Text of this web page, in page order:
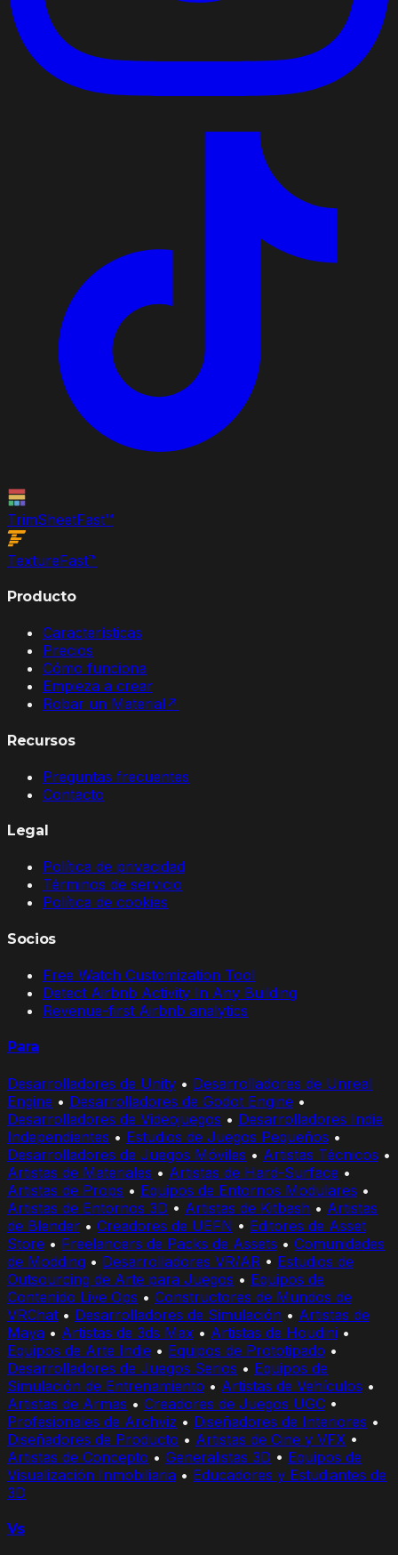
TrimSheetFast™
TextureFast™
Producto
Características
Precios
Cómo funciona
Empieza a crear
Robar un Material↗
Recursos
Preguntas frecuentes
Contacto
Legal
Política de privacidad
Términos de servicio
Política de cookies
Socios
Free Watch Customization Tool
Detect Airbnb Activity In Any Building
Revenue-first Airbnb analytics
Para
Desarrolladores de Unity • Desarrolladores de Unreal
Engine • Desarrolladores de Godot Engine •
Desarrolladores de Videojuegos • Desarrolladores Indie
Independientes • Estudios de Juegos Pequeños •
Desarrolladores de Juegos Móviles • Artistas Técnicos •
Artistas de Materiales • Artistas de Hard-Surface •
Artistas de Props • Equipos de Entornos Modulares •
Artistas de Entornos 3D • Artistas de Kitbash • Artistas
de Blender • Creadores de UEFN • Editores de Asset
Store • Freelancers de Packs de Assets • Comunidades
de Modding • Desarrolladores VR/AR • Estudios de
Outsourcing de Arte para Juegos • Equipos de
Contenido Live Ops • Constructores de Mundos de
VRChat • Desarrolladores de Simulación • Artistas de
Maya • Artistas de 3ds Max • Artistas de Houdini •
Equipos de Arte Indie • Equipos de Prototipado •
Desarrolladores de Juegos Serios • Equipos de
Simulación de Entrenamiento • Artistas de Vehículos •
Artistas de Armas • Creadores de Juegos UGC •
Profesionales de Archviz • Diseñadores de Interiores •
Diseñadores de Producto • Artistas de Cine y VFX •
Artistas de Concepto • Generalistas 3D • Equipos de
Visualización Inmobiliaria • Educadores y Estudiantes de
3D
Vs